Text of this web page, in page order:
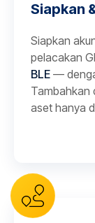
Siapkan
Siapkan
pelacakan
BLE —
Tambahkan
aset hanya